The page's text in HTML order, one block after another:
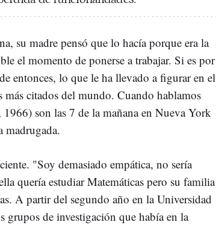
su madre pensó que lo hacía porque era la
el momento de ponerse a trabajar. Si es por
entonces, lo que le ha llevado a figurar en el
más citados del mundo. Cuando hablamos
1966) son las 7 de la mañana en Nueva York
madrugada.
"Soy demasiado empática, no sería
quería estudiar Matemáticas pero su familia
A partir del segundo año en la Universidad
grupos de investigación que había en la